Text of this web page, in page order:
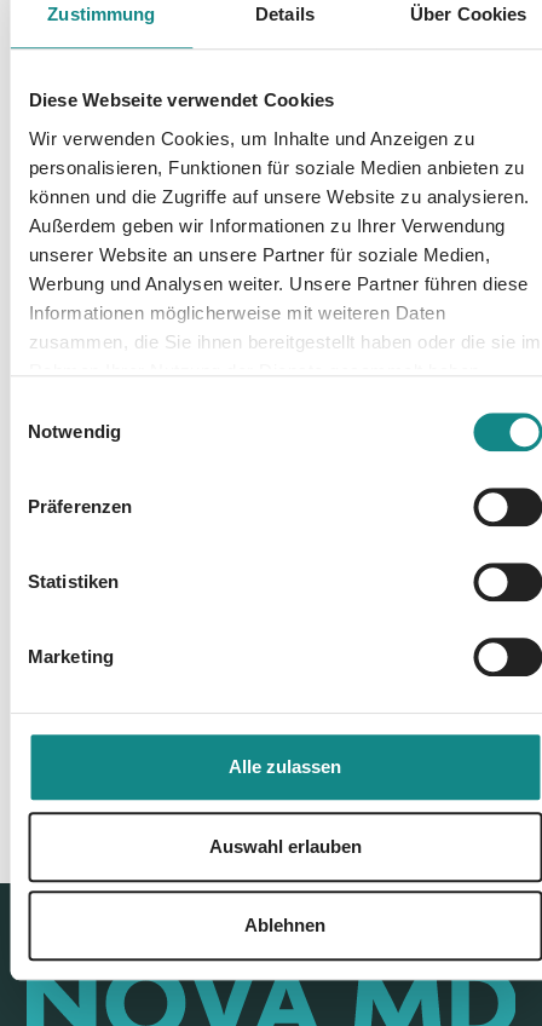
Zustimmung Details Über Cookies
Diese Webseite verwendet Cookies
Wir verwenden Cookies, um Inhalte und Anzeigen zu
personalisieren, Funktionen für soziale Medien anbieten zu
können und die Zugriffe auf unsere Website zu analysieren.
Außerdem geben wir Informationen zu Ihrer Verwendung
unserer Website an unsere Partner für soziale Medien,
Werbung und Analysen weiter. Unsere Partner führen diese
Informationen möglicherweise mit weiteren Daten
zusammen, die Sie ihnen bereitgestellt haben oder die sie im
Notwendig
Präferenzen
Statistiken
Marketing
Alle zulassen
Auswahl erlauben
Ablehnen
Beteiligten besiegelt zu sein …
gehört zu der mehrteiligen Fantasyreihe
'Falaysia - Fremde Welt'. 1. Band: Allgrizia 2.
Band: Trachonien 3. Band: Piladoma 4. Band:
Ezieran 5. Band: Ilia Tracha 6. Band: Cardasol
7. Band: Locvantos